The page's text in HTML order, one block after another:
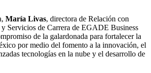
María Livas, directora de Relación con
Servicios de Carrera de EGADE Business
de la galardonada para fortalecer la
por medio del fomento a la innovación, el
tecnologías en la nube y el desarrollo de